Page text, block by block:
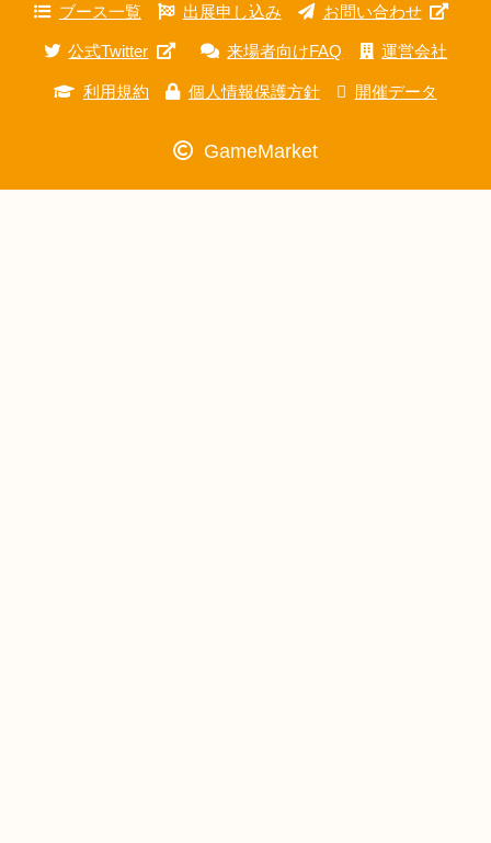
ブース一覧 出展申し込み お問い合わせ
公式Twitter 来場者向けFAQ 運営会社
利用規約 個人情報保護方針 開催データ
GameMarket